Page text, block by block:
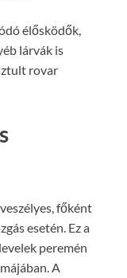
élősködők,
lárvák is
rovar
főként
esetén. Ez a
peremén
A